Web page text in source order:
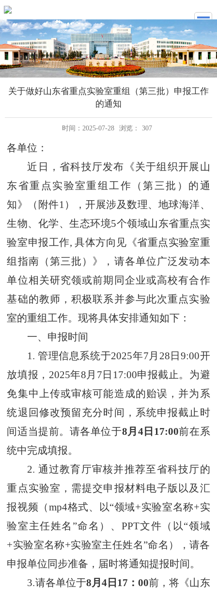
关于做好山东省重点实验室重组（第三批）申报工作
的通知
时间：2025-07-28 浏览： 307
各单位：
近日，省科技厅发布《关于组织开展山
东省重点实验室重组工作（第三批）的通
知》（附件1），开展涉及数理、地球海洋、
生物、化学、生态环境5个领域山东省重点实
验室申报工作, 具体方向见 《省重点实验室重
组指南（第三批）》
， 请各单位广泛发动本
单位相关研究领或前期同企业或高校有合作
基础的教师，积极联系并参与此次重点实验
室的重组工作。现将具体安排通知如下：
一、申报时间
1. 管理信息系统于2025年7月28日9:00开
放填报，2025年8月7日17:00申报截止。 为避
免集中上传或审核可能造成的贻误，并为系
统退回修改预留充分时间，系统申报截止时
间适当提前。请各单位于8月4日17:00前在系
统中完成填报。
2. 通过教育厅审核并推荐至省科技厅的
重点实验室，需提交申报材料电子版以及汇
报视频（mp4格式、以“领域+实验室名称+实
验室主任姓名”命名）、PPT文件（以“领域
+实验室名称+实验室主任姓名”命名），请各
申报单位同步准备，届时将通知提报时间。
3.请各单位于8月4日17：00前，将 《山东